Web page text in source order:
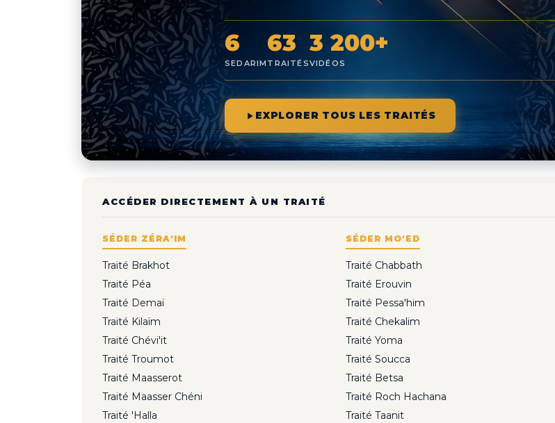
6
SEDARIM
63
TRAITÉS
3 200+
VIDÉOS
EXPLORER TOUS LES TRAITÉS
ACCÉDER DIRECTEMENT À UN TRAITÉ
SÉDER ZÉRA'IM
Traité Brakhot
Traité Péa
Traité Demaï
Traité Kilaïm
Traité Chévi'it
Traité Troumot
Traité Maasserot
Traité Maasser Chéni
Traité 'Halla
SÉDER MO'ED
Traité Chabbath
Traité Erouvin
Traité Pessa'him
Traité Chekalim
Traité Yoma
Traité Soucca
Traité Betsa
Traité Roch Hachana
Traité Taanit